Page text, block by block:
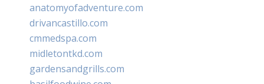
anatomyofadventure.com
drivancastillo.com
cmmedspa.com
midletontkd.com
gardensandgrills.com